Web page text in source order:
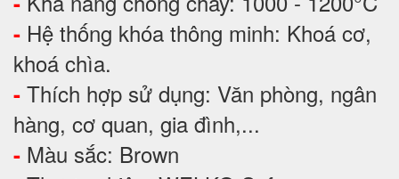
- Hệ thống khóa thông minh: Khoá cơ,
khoá chìa.
- Thích hợp sử dụng: Văn phòng, ngân
hàng, cơ quan, gia đình,...
- Màu sắc: Brown